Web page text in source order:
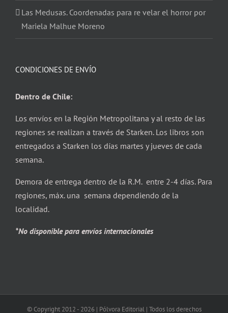
Las Medusas. Coordenadas para re velar el horror por
Mariela Malhue Moreno
CONDICIONES DE ENVÍO
Dentro de Chile:
Los envíos en la Región Metropolitana y al resto de las
regiones se realizan a través de Starken. Los libros son
entregados a Starken los días martes y jueves de cada
semana.
Demora de entrega dentro de la R.M. entre 2-4 días. Para
regiones, máx. una semana dependiendo de la
localidad.
*No disponible para envíos internacionales
© Copyright 2012 - 2026 | Pólvora Editorial | Todos los derechos